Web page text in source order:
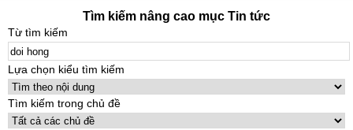
Tìm kiếm nâng cao mục Tin tức
Từ tìm kiếm
Lựa chọn kiểu tìm kiếm
Tìm kiếm trong chủ đề